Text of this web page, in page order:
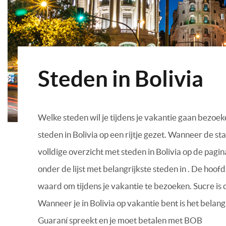
Steden in Bolivia
Welke steden wil je tijdens je vakantie gaan
steden in Bolivia op een rijtje gezet. Wanneer de
volldige overzicht met steden in Bolivia op de
onder de lijst met belangrijkste steden in . De
waard om tijdens je vakantie te bezoeken. Sucre
Wanneer je in Bolivia op vakantie bent is het
Guaraní spreekt en je moet betalen met BOB